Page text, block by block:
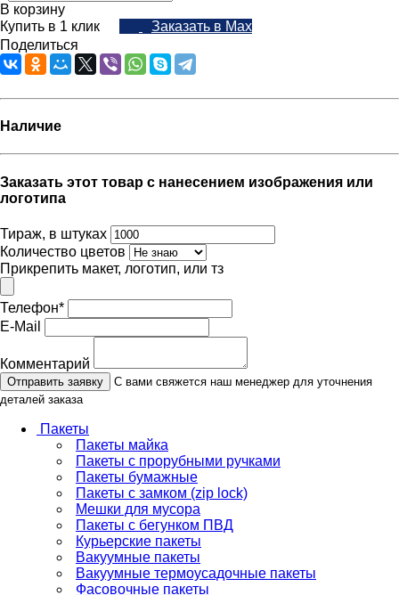
В корзину
Купить в 1 клик
Заказать в Max
Поделиться
Наличие
Заказать этот товар с нанесением изображения или
логотипа
Тираж, в штуках
Количество цветов
Прикрепить макет, логотип, или тз
Телефон*
E-Mail
Комментарий
Отправить заявку
С вами свяжется наш менеджер для уточнения
деталей заказа
Пакеты
Пакеты майка
Пакеты с прорубными ручками
Пакеты бумажные
Пакеты с замком (zip lock)
Мешки для мусора
Пакеты с бегунком ПВД
Курьерские пакеты
Вакуумные пакеты
Вакуумные термоусадочные пакеты
Фасовочные пакеты